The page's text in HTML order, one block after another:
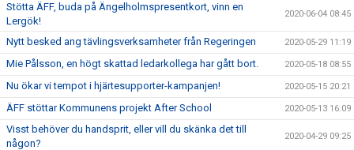
Stötta ÄFF, buda på Ängelholmspresentkort, vinn en
Lergök!
2020-06-04 08:45
Nytt besked ang tävlingsverksamheter från Regeringen 2020-05-29 11:19
Mie Pålsson, en högt skattad ledarkollega har gått bort. 2020-05-18 08:55
Nu ökar vi tempot i hjärtesupporter-kampanjen! 2020-05-15 20:21
ÄFF stöttar Kommunens projekt After School 2020-05-13 16:09
Visst behöver du handsprit, eller vill du skänka det till
någon?
2020-04-29 09:25